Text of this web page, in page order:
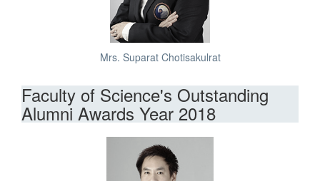
Mrs. Suparat Chotisakulrat
Faculty of Science's Outstanding
Alumni Awards Year 2018